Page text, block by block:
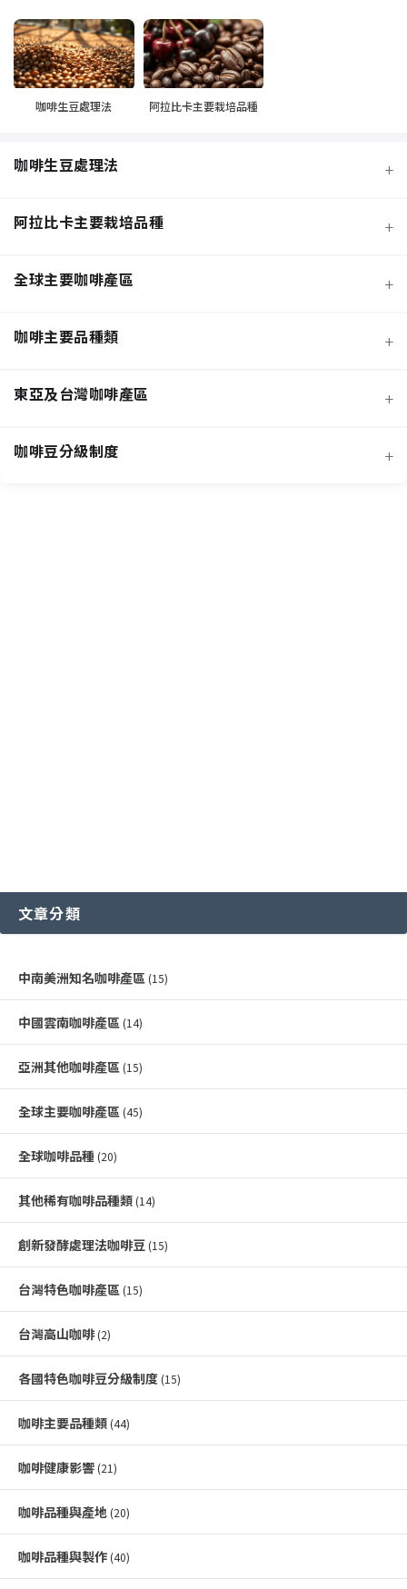
咖啡生豆處理法 阿拉比卡主要栽培品種
咖啡生豆處理法 +
阿拉比卡主要栽培品種 +
全球主要咖啡產區 +
咖啡主要品種類 +
東亞及台灣咖啡產區 +
咖啡豆分級制度 +
文章分類
中南美洲知名咖啡產區 (15)
中國雲南咖啡產區 (14)
亞洲其他咖啡產區 (15)
全球主要咖啡產區 (45)
全球咖啡品種 (20)
其他稀有咖啡品種類 (14)
創新發酵處理法咖啡豆 (15)
台灣特色咖啡產區 (15)
台灣高山咖啡(2)
各國特色咖啡豆分級制度 (15)
咖啡主要品種類 (44)
咖啡健康影響 (21)
咖啡品種與產地 (20)
咖啡品種與製作 (40)